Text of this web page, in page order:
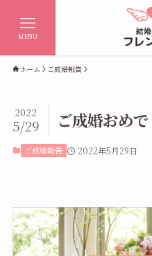
MENU
ホーム ご成婚報告
ご成婚おめ
2022
5/29
ご成婚報告 2022年5月29日